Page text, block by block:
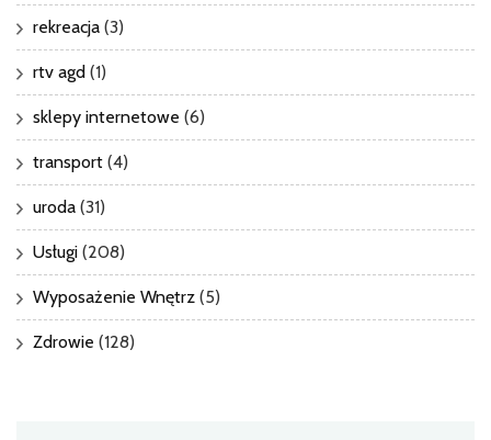
rekreacja (3)
rtv agd (1)
sklepy internetowe (6)
transport (4)
uroda (31)
Usługi (208)
Wyposażenie Wnętrz (5)
Zdrowie (128)